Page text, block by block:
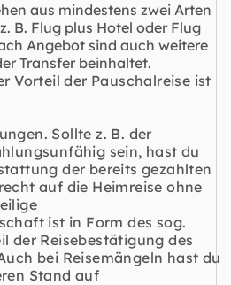
aus mindestens zwei Arten
B. Flug plus Hotel oder Flug
Angebot sind auch weitere
Transfer beinhaltet.
Vorteil der Pauschalreise ist
Sollte z. B. der
sein, hast du
der bereits gezahlten
auf die Heimreise ohne
ist in Form des sog.
der Reisebestätigung des
bei Reisemängeln hast du
Stand auf